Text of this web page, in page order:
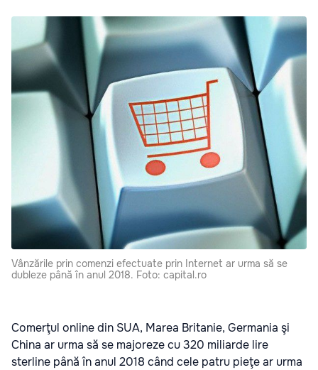
Vânzările prin comenzi efectuate prin Internet ar urma să se
dubleze până în anul 2018. Foto: capital.ro
Comerţul online din SUA, Marea Britanie, Germania şi
China ar urma să se majoreze cu 320 miliarde lire
sterline până în anul 2018 când cele patru pieţe ar urma